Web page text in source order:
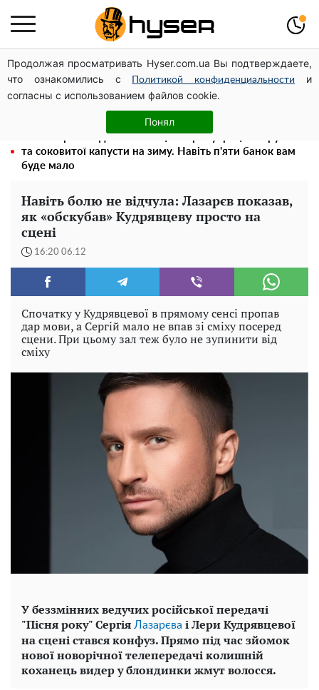
Продолжая просматривать Hyser.com.ua Вы подтверждаете,
что ознакомились с
Политикой конфиденциальности
и
согласны с использованием файлов cookie.
Понял
Олена Тополя злив відео – це далеко не все: фронтмен
"Антитіла" Тарас Тополя став наступним
Повністю гола Анна Трінчер блиснула "принадами":
таких розмірів ви ще не бачили
та соковитої капусти на зиму. Навіть п'яти банок вам
буде мало
Навіть болю не відчула: Лазарєв показав,
як «обскубав» Кудрявцеву просто на
сцені
16:20 06.12
Спочатку у Кудрявцевої в прямому сенсі пропав
дар мови, а Сергій мало не впав зі сміху посеред
сцени. При цьому зал теж було не зупинити від
сміху
У беззмінних ведучих російської передачі
"Пісня року" Сергія Лазарєва і Лери Кудрявцевої
на сцені стався конфуз. Прямо під час зйомок
нової новорічної телепередачі колишній
коханець видер у блондинки жмут волосся.